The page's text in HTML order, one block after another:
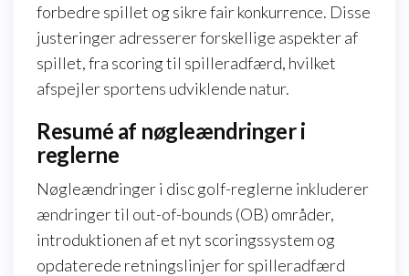
forbedre spillet og sikre fair konkurrence. Disse
justeringer adresserer forskellige aspekter af
spillet, fra scoring til spilleradfærd, hvilket
afspejler sportens udviklende natur.
Resumé af nøgleændringer i
reglerne
Nøgleændringer i disc golf-reglerne inkluderer
ændringer til out-of-bounds (OB) områder,
introduktionen af et nyt scoringssystem og
opdaterede retningslinjer for spilleradfærd